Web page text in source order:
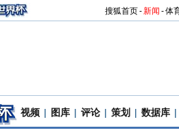
搜狐首页-新闻 -体
视频 | 图库 | 评论 | 策划 | 数据库 |